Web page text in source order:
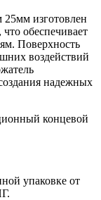
изготовлен
обеспечивает
Поверхность
воздействий
надежных
концевой
упаковке от